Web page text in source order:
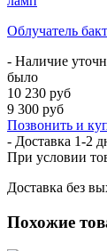
Облучатель
- Наличие
было
10 230 руб
9 300 руб
Позвонить и
- Доставка 1-2
При условии
Доставка без
Похожие